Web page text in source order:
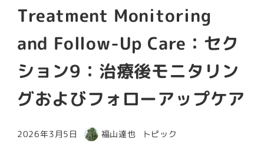
Treatment Monitoring
and Follow-Up Care：セク
ション9：治療後モニタリン
グおよびフォローアップケア
投稿日
2026年3月5日
著
福山達也 カテゴリー
トピック